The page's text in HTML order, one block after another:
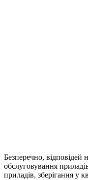
Безперечно,
обслуговування
приладів, зберігання у